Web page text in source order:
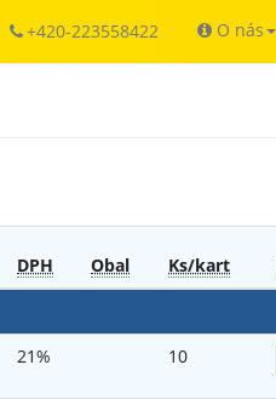
+420-223558422 O nás
DPH Obal Ks/kart
21% 10